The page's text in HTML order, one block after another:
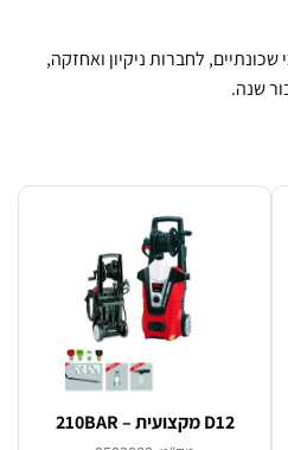
לחברות ניקיון ואחזקה,
שנה.
D12 מקצועית – 210BAR